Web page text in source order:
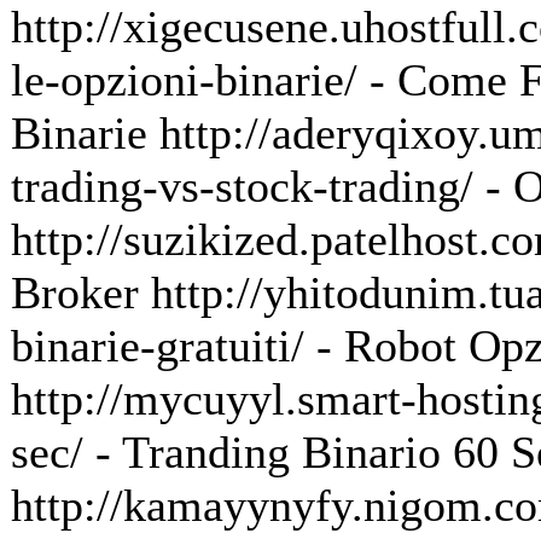
http://
le-opzioni-binarie/ - Come
Binarie http://
trading-vs-stock-trading/ -
http://
Broker http://
binarie-gratuiti/ - Robot
http://mycuyyl.smart-
sec/ - Tranding Binario 60
http://